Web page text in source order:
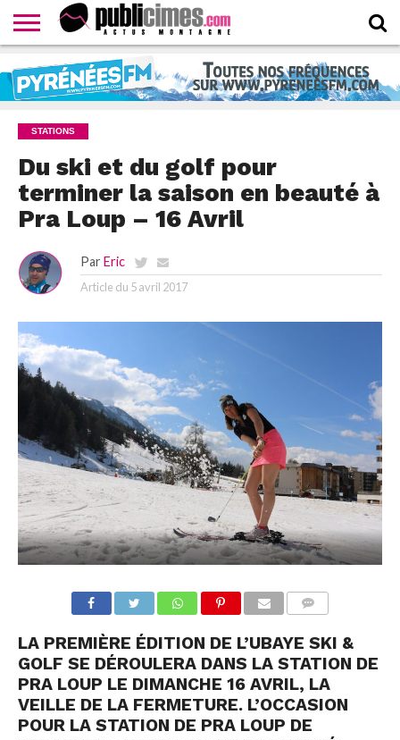
CONTACTER
LA
RÉDACTION
HOMEPAGE
NEWSLETTER
PROPOSER
UN
COMMUNIQUÉ
WEBTV
PUBLICIMESTV
STATIONS
Du ski et du golf pour
terminer la saison en beauté à
Pra Loup – 16 Avril
Par Eric
Article du 5 avril 2017
LA PREMIÈRE ÉDITION DE L’UBAYE SKI &
GOLF SE DÉROULERA DANS LA STATION DE
PRA LOUP LE DIMANCHE 16 AVRIL, LA
VEILLE DE LA FERMETURE. L’OCCASION
POUR LA STATION DE PRA LOUP DE